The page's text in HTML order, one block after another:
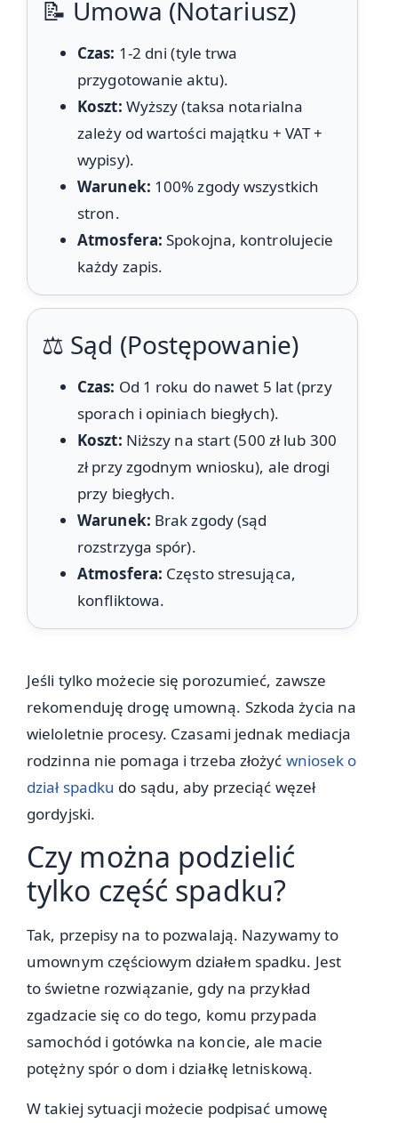
📝 Umowa (Notariusz)
Czas: 1-2 dni (tyle trwa
przygotowanie aktu).
Koszt: Wyższy (taksa notarialna
zależy od wartości majątku + VAT +
wypisy).
Warunek: 100% zgody wszystkich
stron.
Atmosfera: Spokojna, kontrolujecie
każdy zapis.
⚖️ Sąd (Postępowanie)
Czas: Od 1 roku do nawet 5 lat (przy
sporach i opiniach biegłych).
Koszt: Niższy na start (500 zł lub 300
zł przy zgodnym wniosku), ale drogi
przy biegłych.
Warunek: Brak zgody (sąd
rozstrzyga spór).
Atmosfera: Często stresująca,
konfliktowa.
Jeśli tylko możecie się porozumieć, zawsze
rekomenduję drogę umowną. Szkoda życia na
wieloletnie procesy. Czasami jednak mediacja
rodzinna nie pomaga i trzeba złożyć wniosek o
dział spadku do sądu, aby przeciąć węzeł
gordyjski.
Czy można podzielić
tylko część spadku?
Tak, przepisy na to pozwalają. Nazywamy to
umownym częściowym działem spadku. Jest
to świetne rozwiązanie, gdy na przykład
zgadzacie się co do tego, komu przypada
samochód i gotówka na koncie, ale macie
potężny spór o dom i działkę letniskową.
W takiej sytuacji możecie podpisać umowę